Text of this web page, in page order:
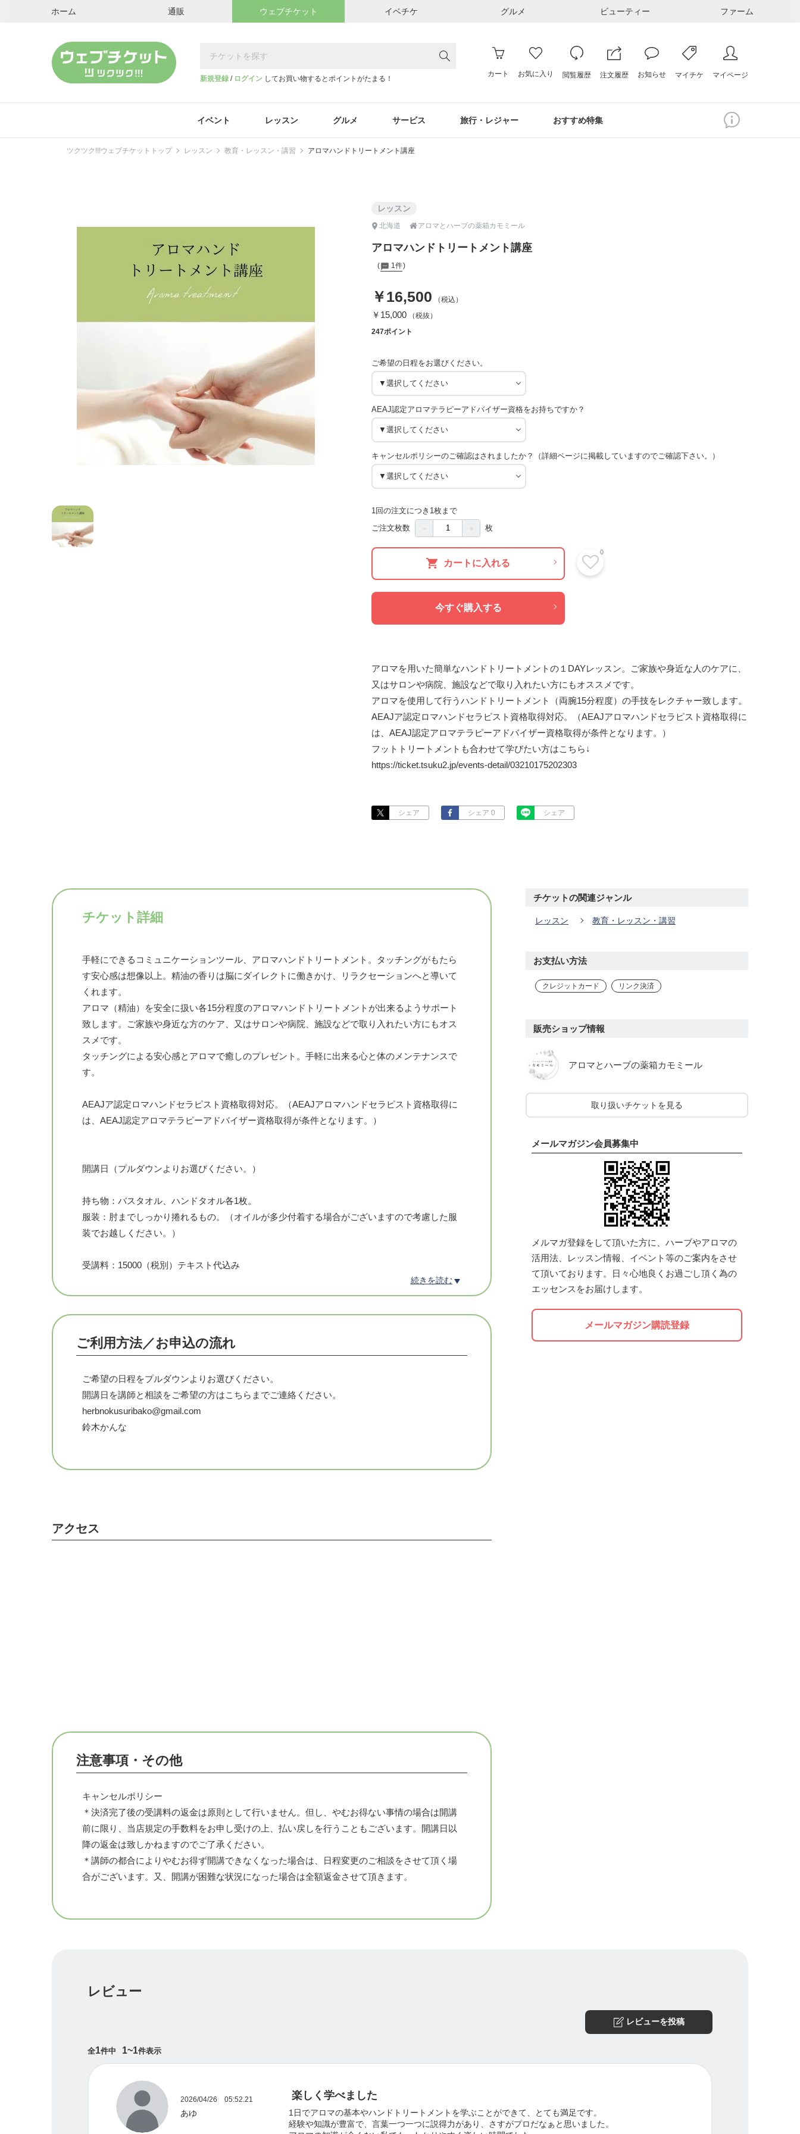
ホーム 通販 ウェブチケット イベチケ グルメ ビューティー ファーム
新規登録 / ログイン してお買い物するとポイントがたまる！
カート お気に入り 閲覧履歴 注文履歴 お知らせ マイチケ マイページ
イベント レッスン グルメ サービス 旅行・レジャー おすすめ特集
ツクツク!!!ウェブチケットトップ レッスン 教育・レッスン・講習 アロマハンドトリートメント講座
レッスン
北海道 アロマとハーブの薬箱カモミール
アロマハンドトリートメント講座
1件
￥16,500 （税込）
￥15,000 （税抜）
247ポイント
ご希望の日程をお選びください。
AEAJ認定アロマテラピーアドバイザー資格をお持ちですか？
キャンセルポリシーのご確認はされましたか？（詳細ページに掲載していますのでご確認下さい。）
1回の注文につき1枚まで
ご注文枚数
＋ 枚
カートに入れる
0
今すぐ購入する
アロマを用いた簡単なハンドトリートメントの１DAYレッスン。ご家族や身近な人のケアに、
又はサロンや病院、施設などで取り入れたい方にもオススメです。
アロマを使用して行うハンドトリートメント（両腕15分程度）の手技をレクチャー致します。
AEAJア認定ロマハンドセラピスト資格取得対応。（AEAJアロマハンドセラピスト資格取得に
は、AEAJ認定アロマテラピーアドバイザー資格取得が条件となります。）
フットトリートメントも合わせて学びたい方はこちら↓
https://ticket.tsuku2.jp/events-detail/03210175202303
シェア シェア 0 シェア
チケット詳細
手軽にできるコミュニケーションツール、アロマハンドトリートメント。タッチングがもたら
す安心感は想像以上。精油の香りは脳にダイレクトに働きかけ、リラクセーションへと導いて
くれます。
アロマ（精油）を安全に扱い各15分程度のアロマハンドトリートメントが出来るようサポート
致します。ご家族や身近な方のケア、又はサロンや病院、施設などで取り入れたい方にもオス
スメです。
タッチングによる安心感とアロマで癒しのプレゼント。手軽に出来る心と体のメンテナンスで
す。
AEAJア認定ロマハンドセラピスト資格取得対応。（AEAJアロマハンドセラピスト資格取得に
は、AEAJ認定アロマテラピーアドバイザー資格取得が条件となります。）
開講日（プルダウンよりお選びください。）
持ち物：バスタオル、ハンドタオル各1枚。
服装：肘までしっかり捲れるもの。（オイルが多少付着する場合がございますので考慮した服
装でお越しください。）
受講料：15000（税別）テキスト代込み
カリキュラム
2日に分けてご受講も可能です。
フットトリートメントも合わせて学びたい方はこちら↓
https://ticket.tsuku2.jp/events-detail/03210175202303
2020年 グリーンフラスコ 100種類のハーブ基本データ修了
オーガニックの精油を主に使用。当教室でも無農薬、化学肥料不使用のハーブを自家栽培、収
自然と繋がるホリスティックな自然療法実践しています。
キャンセルポリシー
＊決済完了後の受講料の返金は原則として行いません。但し、やむお得ない事情の場合は開講
前に限り、当店規定の手数料をお申し受けの上、払い戻しを行うこともございます。開講日以
降の返金は致しかねますのでご了承ください。
続きを読む
ご利用方法／お申込の流れ
ご希望の日程をプルダウンよりお選びください。
開講日を講師と相談をご希望の方はこちらまでご連絡ください。
herbnokusuribako@gmail.com
鈴木かんな
アクセス
注意事項・その他
キャンセルポリシー
＊決済完了後の受講料の返金は原則として行いません。但し、やむお得ない事情の場合は開講
前に限り、当店規定の手数料をお申し受けの上、払い戻しを行うこともございます。開講日以
降の返金は致しかねますのでご了承ください。
＊講師の都合によりやむお得ず開講できなくなった場合は、日程変更のご相談をさせて頂く場
合がございます。又、開講が困難な状況になった場合は全額返金させて頂きます。
チケットの関連ジャンル
レッスン 教育・レッスン・講習
お支払い方法
クレジットカード リンク決済
販売ショップ情報
アロマとハーブの薬箱カモミール
取り扱いチケットを見る
メールマガジン会員募集中
メルマガ登録をして頂いた方に、ハーブやアロマの
活用法、レッスン情報、イベント等のご案内をさせ
て頂いております。日々心地良くお過ごし頂く為の
エッセンスをお届けします。
メールマガジン購読登録
レビュー
レビューを投稿
全1件中 1~1件表示
2026/04/26 05:52.21
あゆ
楽しく学べました
1日でアロマの基本やハンドトリートメントを学ぶことができて、とても満足です。
経験や知識が豊富で、言葉一つ一つに説得力があり、さすがプロだなぁと思いました。